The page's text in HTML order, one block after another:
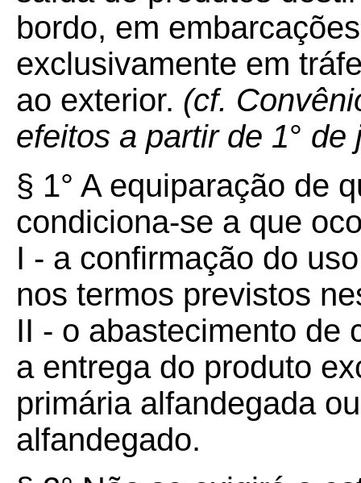
bordo, em
exclusivamente em
ao exterior. (cf.
efeitos a partir de 1° de
§ 1° A equiparação de
condiciona-se a que
I - a confirmação do
nos termos previstos
II - o abastecimento de
a entrega do produto
primária alfandegada
alfandegado.